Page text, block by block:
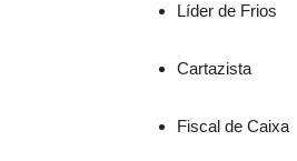
Líder de Frios
Cartazista
Fiscal de Caixa